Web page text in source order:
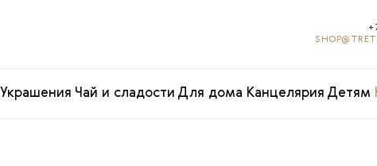
Украшения Чай и сладости Для дома Канцелярия Детям